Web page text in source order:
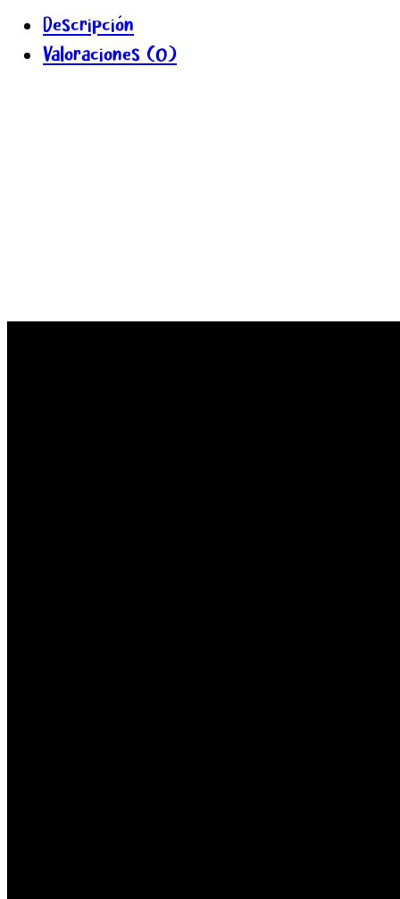
Descripción
Valoraciones (0)